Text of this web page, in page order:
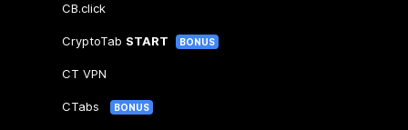
CB.click
CryptoTab START BONUS
CT VPN
CTabs BONUS